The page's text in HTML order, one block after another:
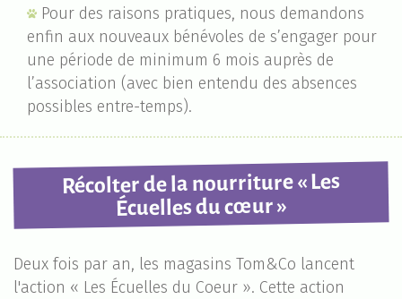
Pour des raisons pratiques, nous demandons
enfin aux nouveaux bénévoles de s’engager pour
une période de minimum 6 mois auprès de
l’association (avec bien entendu des absences
possibles entre-temps).
Récolter de la nourriture « Les
Écuelles du cœur »
Deux fois par an, les magasins Tom&Co lancent
l'action « Les Écuelles du Coeur ». Cette action